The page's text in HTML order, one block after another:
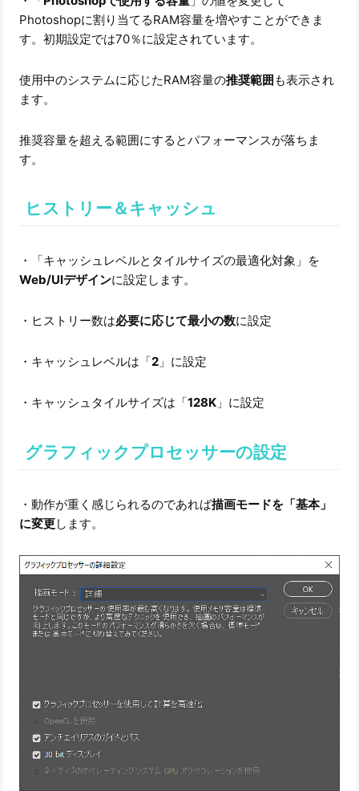
Photoshopに割り当てるRAM容量を増やすことができま
す。初期設定では70％に設定されています。
使用中のシステムに応じたRAM容量の推奨範囲も表示され
ます。
推奨容量を超える範囲にするとパフォーマンスが落ちま
す。
ヒストリー＆キャッシュ
・「キャッシュレベルとタイルサイズの最適化対象」を
Web/UIデザインに設定します。
・ヒストリー数は必要に応じて最小の数に設定
・キャッシュレベルは「2 」に設定
・キャッシュタイルサイズは「128K 」に設定
グラフィックプロセッサーの設定
・動作が重く感じられるのであれば描画モードを「基本」
に変更します。